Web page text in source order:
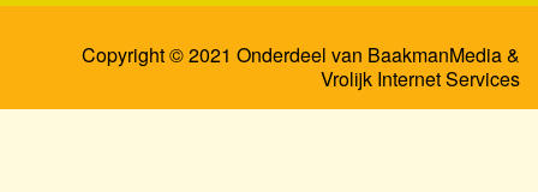
Copyright © 2021 Onderdeel van BaakmanMedia&
Vrolijk Internet Services